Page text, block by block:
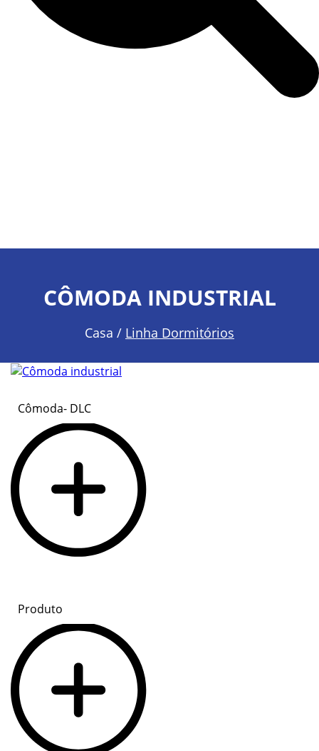
CÔMODA INDUSTRIAL
Casa / Linha Dormitórios
Cômoda- DLC
Produto